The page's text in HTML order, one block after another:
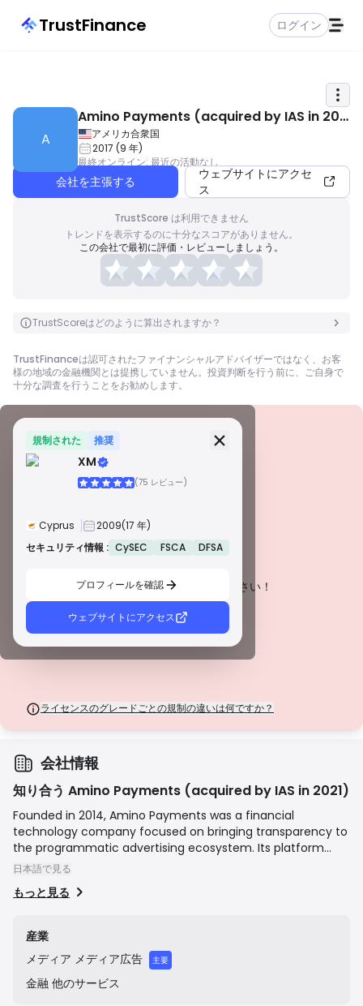
TrustFinance ログイン
A
Amino Payments (acquired by IAS in 202
1) アメリカ合衆国
2017 (9 年)
最終オンライン: 最近の活動なし
会社を主張する
ウェブサイトにアクセ
ス
TrustScore は利用できません
トレンドを表示するのに十分なスコアがありません。
この会社で最初に評価・レビューしましょう。
TrustScoreはどのように算出されますか？
TrustFinanceは認可されたファイナンシャルアドバイザーではなく、お客
様の地域の金融機関とは提携していません。投資判断を行う前に、ご自身で
十分な調査を行うことをお勧めします。
規制された 推奨
XM
(75 レビュー)
Cyprus 2009(17 年)
セキュリティ情報 : CySEC FSCA DFSA
プロフィールを確認
ウェブサイトにアクセス
セキュリティ情報
警告
潜在的なリスクにご注意ください！
ライセンスのグレードごとの規制の違いは何ですか？
世界的に有名な規制当局によって発行されたこれらのライセンスは、厳格な
尊敬される地域規制当局によって付与されたこれらのライセンスは、資金の
ほど厳格ではありませんが、信頼できる地域保護を提供します。
新興市場の規制当局によって発行されたこれらのライセンスは、最低資本要
件やAMLポリシーなどの基本的な保護を提供します。監督はそれほど厳格で
はないため、トレーダーは注意して安全対策を確認する必要があります。
会社情報
知り合う Amino Payments (acquired by IAS in 2021)
Founded in 2014, Amino Payments was a financial
technology company focused on bringing transparency to
the programmatic advertising ecosystem. Its platform
analyzed impression-level data to provide a clear view of
waste, optimize their spending, and recover funds lost to
acquired by Integral Ad Science (IAS) in August 2021 for
approximately $20 million and its technology has been
integrated into IAS's Total Visibility product, which offers
advertisers comprehensive financial transparency and
supply path optimization.
日本語で見る
もっと見る
産業
メディア メディア広告 主要
金融 他のサービス